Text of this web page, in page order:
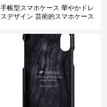
手帳型スマホケース 華やかドレ
スデザイン 芸術的スマホケース